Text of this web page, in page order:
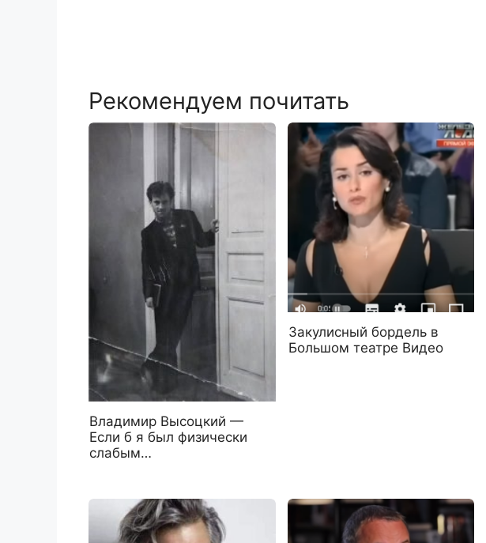
Рекомендуем почитать
Владимир Высоцкий —
Если б я был физически
слабым…
Закулисный бордель в
Большом театре Видео